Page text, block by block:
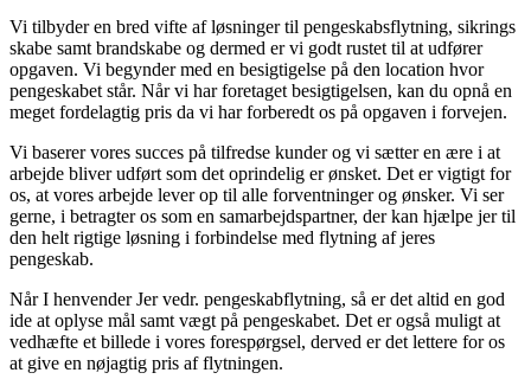
Vi tilbyder en bred vifte af løsninger til pengeskabsflytning, sikrings
skabe samt brandskabe og dermed er vi godt rustet til at udfører
opgaven. Vi begynder med en besigtigelse på den location hvor
pengeskabet står. Når vi har foretaget besigtigelsen, kan du opnå en
meget fordelagtig pris da vi har forberedt os på opgaven i forvejen.
Vi baserer vores succes på tilfredse kunder og vi sætter en ære i at
arbejde bliver udført som det oprindelig er ønsket. Det er vigtigt for
os, at vores arbejde lever op til alle forventninger og ønsker. Vi ser
gerne, i betragter os som en samarbejdspartner, der kan hjælpe jer til
den helt rigtige løsning i forbindelse med flytning af jeres
pengeskab.
Når I henvender Jer vedr. pengeskabflytning, så er det altid en god
ide at oplyse mål samt vægt på pengeskabet. Det er også muligt at
vedhæfte et billede i vores forespørgsel, derved er det lettere for os
at give en nøjagtig pris af flytningen.